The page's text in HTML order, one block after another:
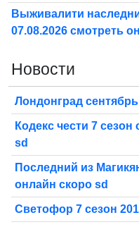
Выживалити
07.08.2026 смотреть
Новости
Лондонград
Кодекс чести 7
sd
Последний из
онлайн скоро sd
Светофор 7 сезон